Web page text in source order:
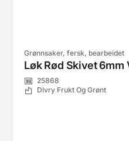
Grønnsaker, fersk, bearbeidet
Løk Rød Skivet 6mm
25868
Dlvry Frukt Og Grønt